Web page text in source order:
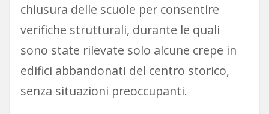
chiusura delle scuole per consentire
verifiche strutturali, durante le quali
sono state rilevate solo alcune crepe in
edifici abbandonati del centro storico,
senza situazioni preoccupanti.